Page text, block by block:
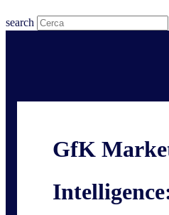
search
GfK